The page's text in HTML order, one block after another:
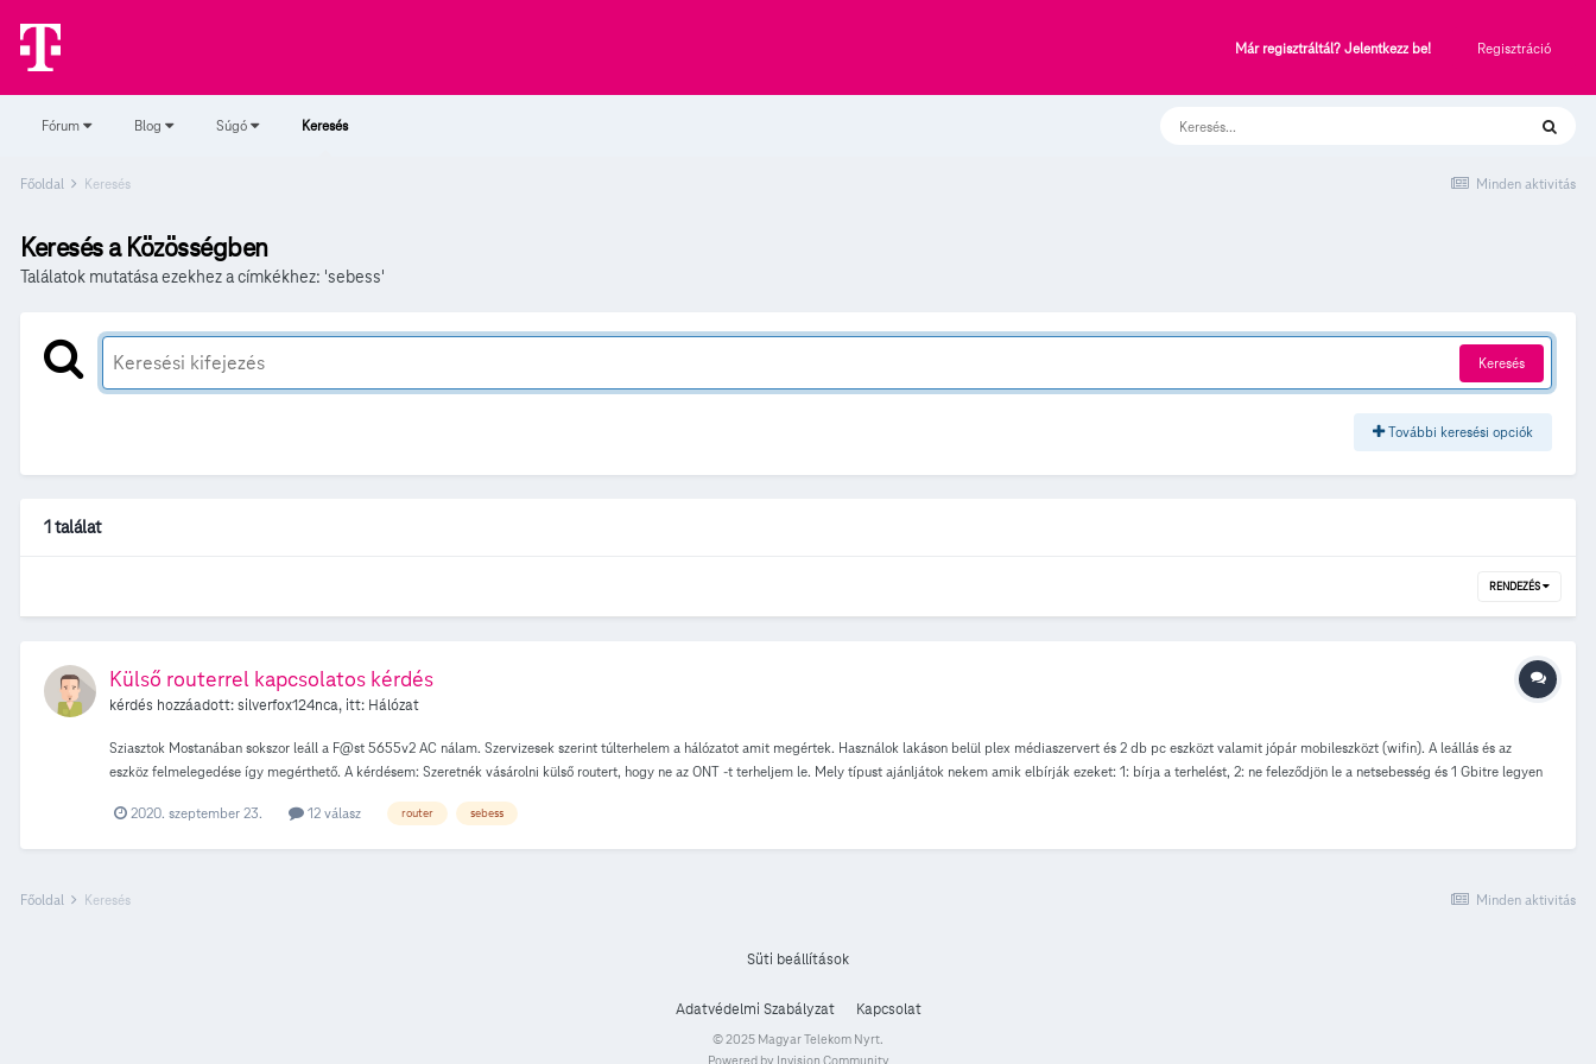
Már regisztráltál? Jelentkezz be! Regisztráció
Fórum Blog Súgó Keresés
Minden aktivitás
Főoldal Keresés
Keresés a Közösségben
Találatok mutatása ezekhez a címkékhez: 'sebess'
Keresés
További keresési opciók
1 találat
RENDEZÉS
Külső routerrel kapcsolatos kérdés
kérdés hozzáadott:silverfox124nca, itt: Hálózat
Sziasztok Mostanában sokszor leáll a F@st 5655v2 AC nálam. Szervizesek szerint túlterhelem a hálózatot amit megértek. Használok lakáson belül plex médiaszervert és 2 db pc eszközt valamit jópár mobileszközt (wifin). A leállás és az
eszköz felmelegedése így megérthető. A kérdésem: Szeretnék vásárolni külső routert, hogy ne az ONT -t terheljem le. Mely típust ajánljátok nekem amik elbírják ezeket: 1: bírja a terhelést, 2: ne feleződjön le a netsebesség és 1 Gbitre legyen
2020. szeptember 23.
12 válasz router sebess
Minden aktivitás
Főoldal Keresés
Süti beállítások
Adatvédelmi Szabályzat Kapcsolat
© 2025 Magyar Telekom Nyrt.
Powered by Invision Community